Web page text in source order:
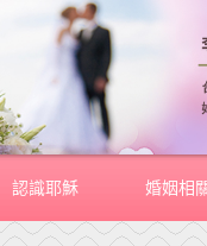
認識耶穌 婚姻相